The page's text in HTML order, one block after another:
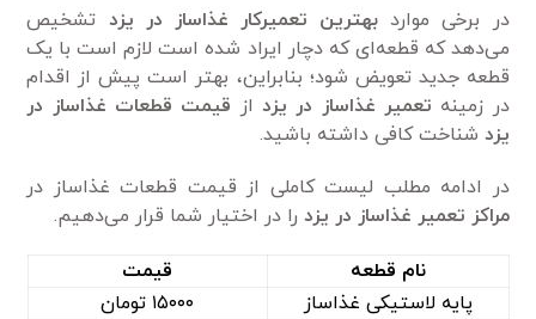
در برخی موارد بهترین تعمیرکار غذاساز در یزد تشخیص
می‌دهد که قطعه‌ای که دچار ایراد شده است لازم است با یک
قطعه جدید تعویض شود؛ بنابراین، بهتر است پیش از اقدام
در زمینه تعمیر غذاساز در یزد از قیمت قطعات غذاساز در
یزد شناخت کافی داشته باشید.
در ادامه مطلب لیست کاملی از قیمت قطعات غذاساز در
مراکز تعمیر غذاساز در یزد را در اختیار شما قرار می‌دهیم.
نام قطعه
قیمت
پایه لاستیکی غذاساز
۱۵۰۰۰ تومان